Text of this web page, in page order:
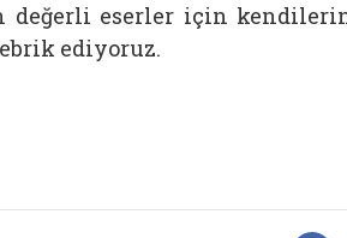
değerli eserler için
ediyoruz.